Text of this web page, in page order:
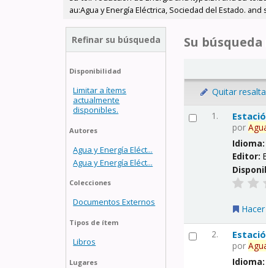
au:Agua y Energía Eléctrica, Sociedad del Estado.
Refinar su búsqueda
Disponibilidad
Limitar a ítems
actualmente
disponibles.
Autores
Agua y Energía Eléct...
Agua y Energía Eléct...
Colecciones
Documentos Externos
Tipos de ítem
Libros
Lugares
Su
Quitar
1.
por
Editor:
2.
por